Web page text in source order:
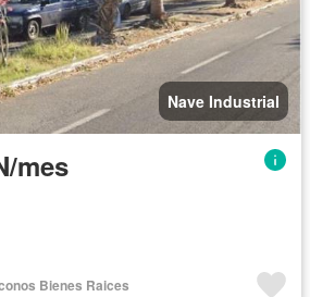
Nave Industrial
mes
Bienes Raices